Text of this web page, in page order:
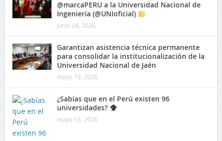
@marcaPERU a la Universidad Nacional de
Ingeniería (@UNIoficial)
junio 04, 2026
Garantizan asistencia técnica permanente
para consolidar la institucionalización de la
Universidad Nacional de Jaén
mayo 19, 2026
¿Sabías que en el Perú existen 96
universidades?
mayo 13, 2026